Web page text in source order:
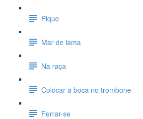
Pique
Mar de lama
Na raça
Colocar a boca no trombone
Ferrar-se